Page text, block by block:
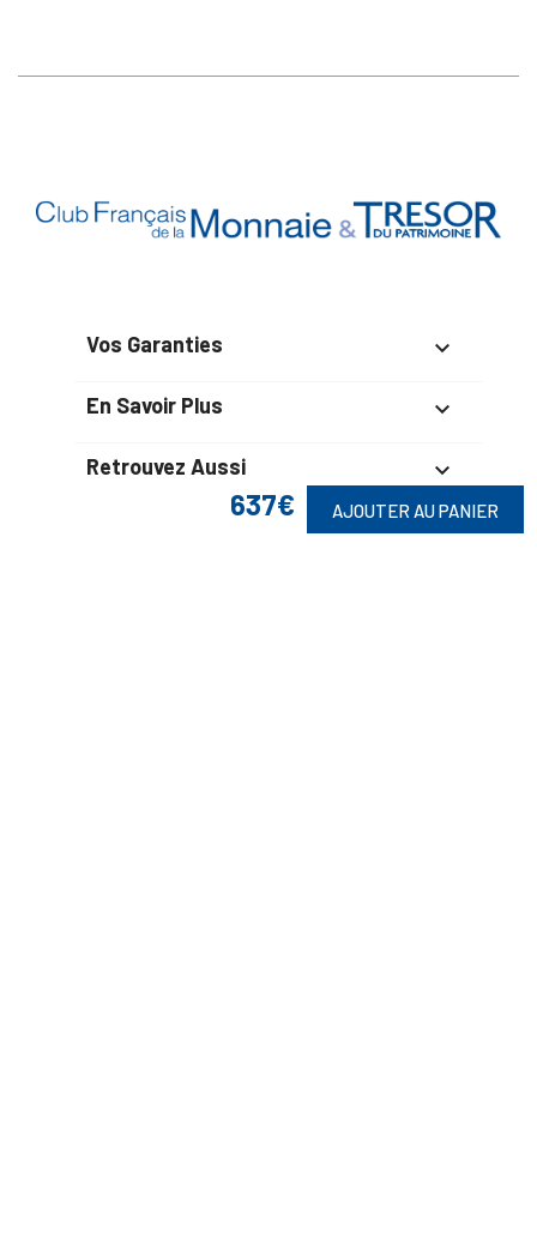
637€ AJOUTER AU PANIER
Vos Garanties 
En Savoir Plus 
Retrouvez Aussi 